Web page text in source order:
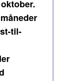
til-